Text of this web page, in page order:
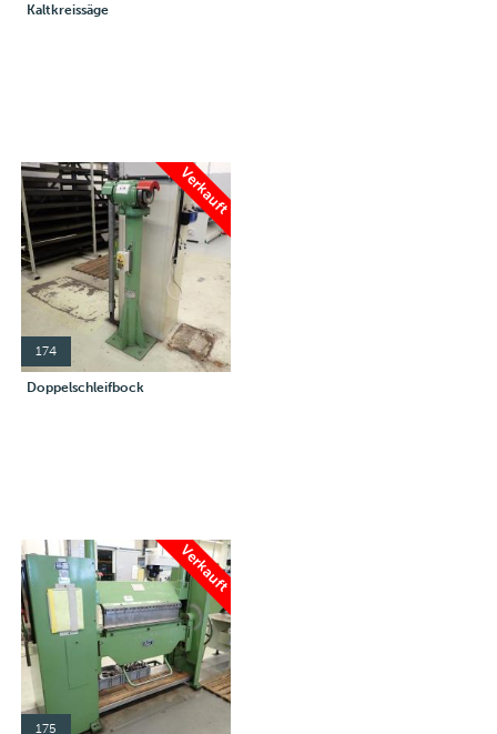
Kaltkreissäge
Verkauft
174
Doppelschleifbock
Verkauft
175